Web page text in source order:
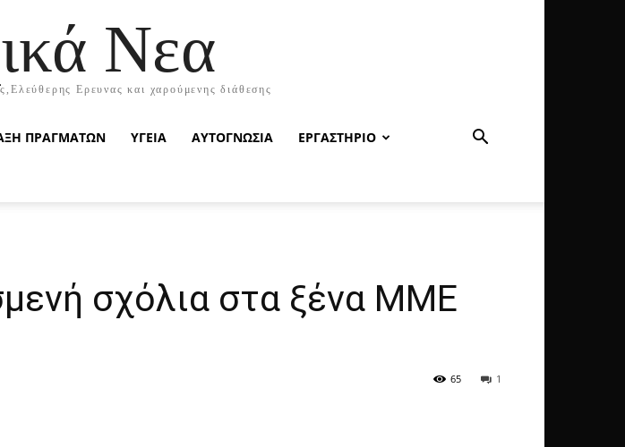
Νεα
Ερευνας και χαρούμενης διάθεσης
ΠΡΑΓΜΑΤΩΝ ΥΓΕΙΑ ΑΥΤΟΓΝΩΣΙΑ ΕΡΓΑΣΤΗΡΙΟ
σχόλια στα ξένα ΜΜΕ
1
65